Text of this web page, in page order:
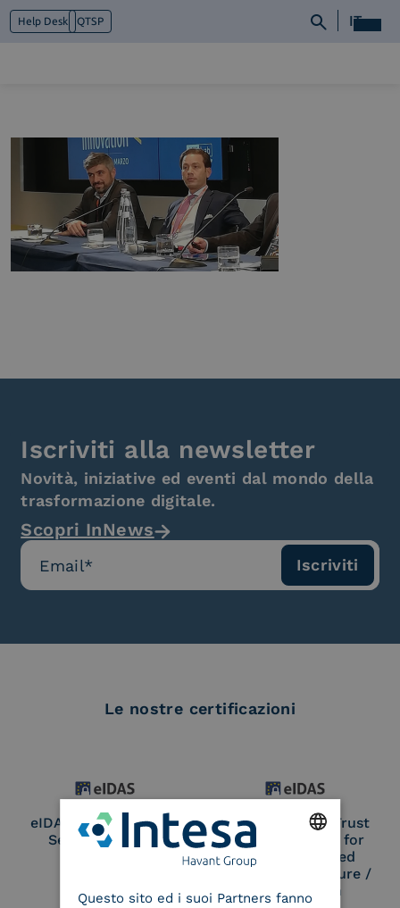
Help Desk QTSP IT
Cosa facciamo
Piattaforme
Industry
News e Media
Contattaci
Iscriviti alla newsletter
Novità, iniziative ed eventi dal mondo della
trasformazione digitale.
Scopri InNews
Le nostre certificazioni
eIDAS Qualified Trust
Service Provider
eIDAS Qualified Trust
Service Provider for
Remote Qualified
Electronic Signature /
Seal Creation
ITALIAN
Questo sito ed i suoi Partners fanno